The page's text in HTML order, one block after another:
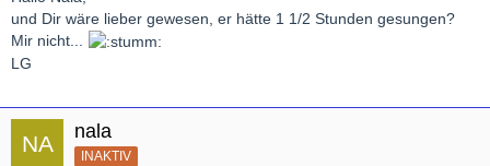
und Dir wäre lieber gewesen, er hätte 1 1/2 Stunden gesungen?
Mir nicht...
LG
nala
INAKTIV